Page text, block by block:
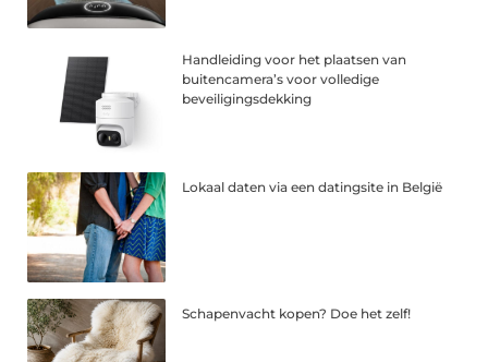
Handleiding voor het plaatsen van
buitencamera’s voor volledige
beveiligingsdekking
Lokaal daten via een datingsite in België
Schapenvacht kopen? Doe het zelf!